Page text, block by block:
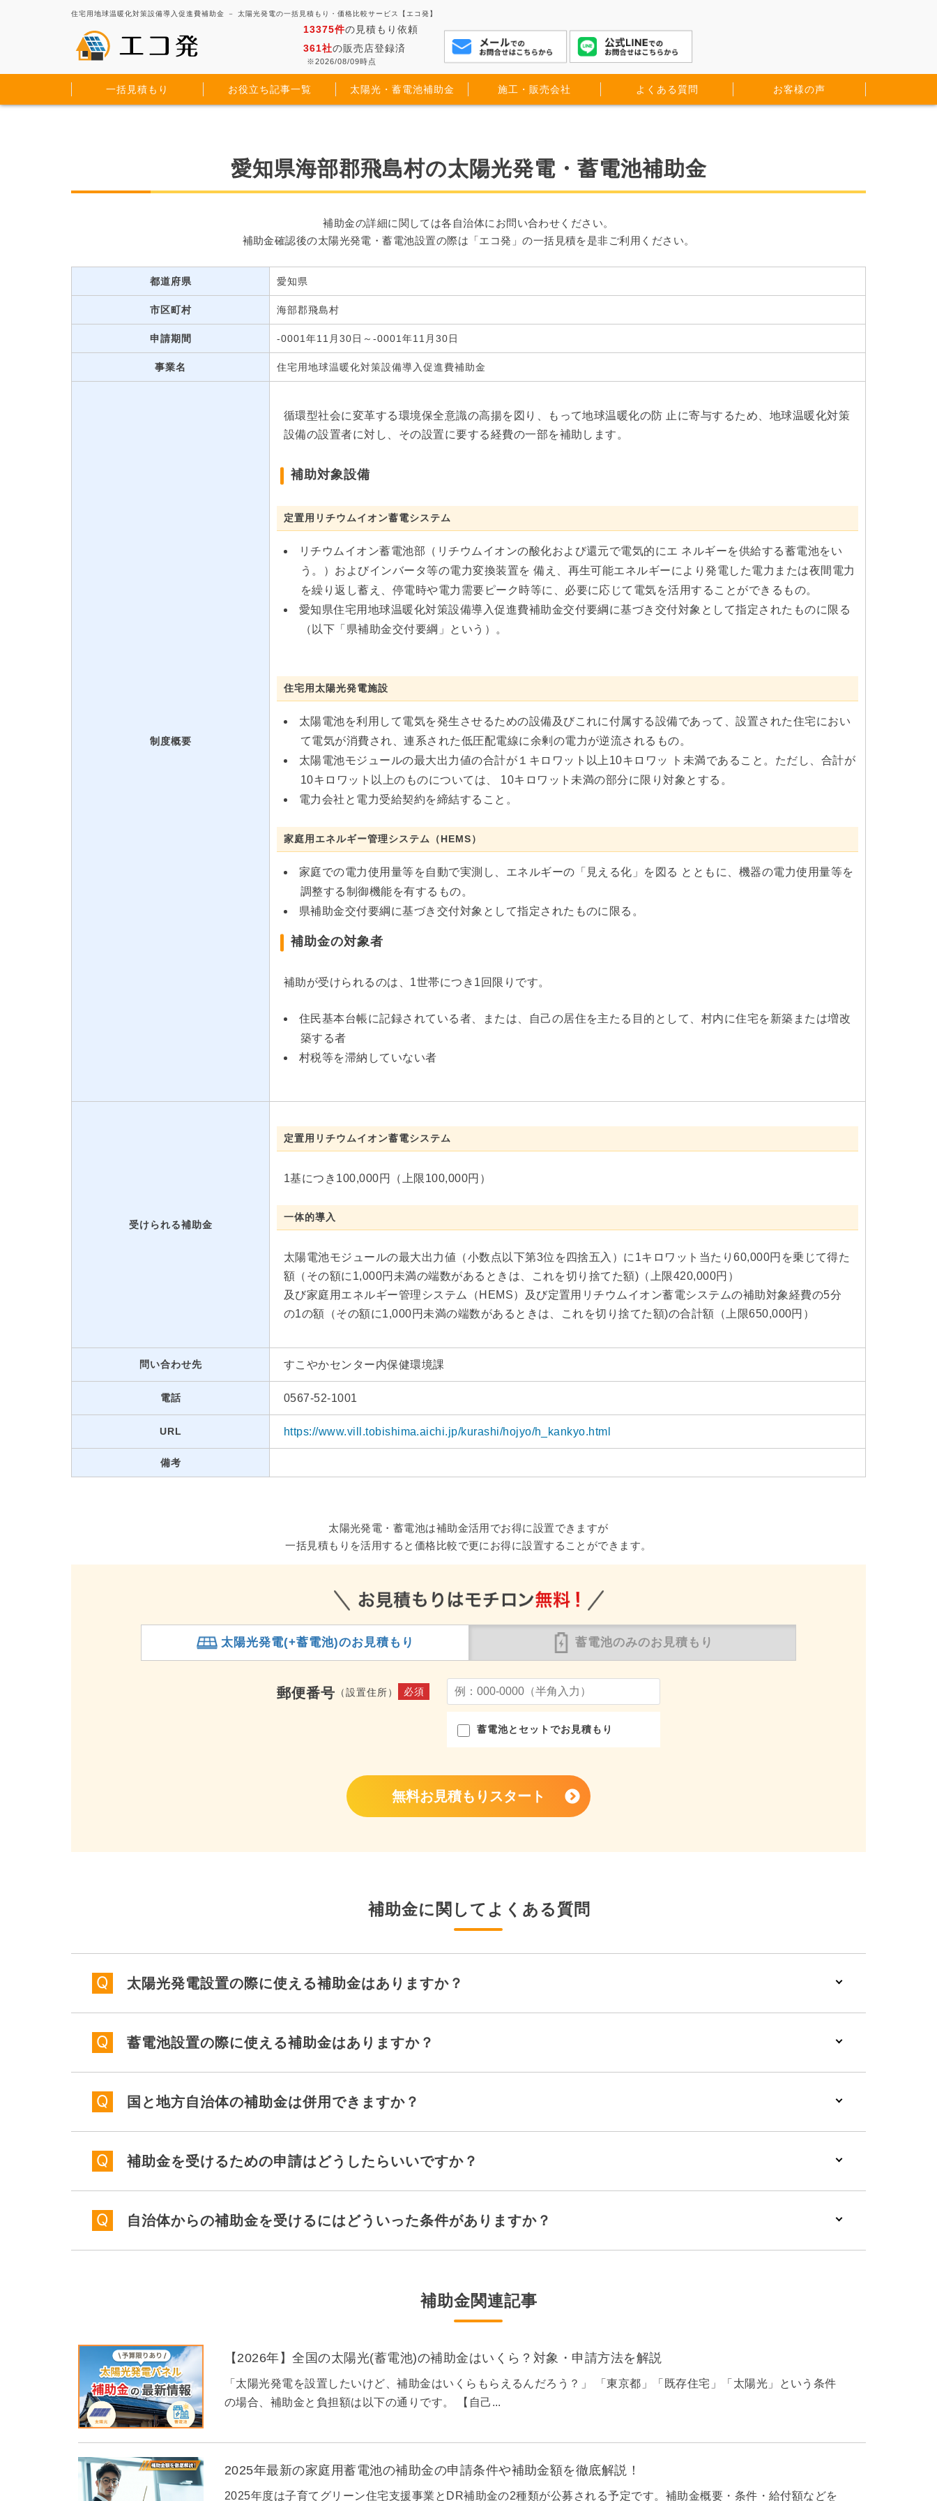
住宅用地球温暖化対策設備導入促進費補助金 － 太陽光発電の一括見積もり・価格比較サービス【エコ発】
13375件の見積もり依頼
361社の販売店登録済
※2026/08/09時点
一括見積もり お役立ち記事一覧 太陽光・蓄電池補助金 施工・販売会社 よくある質問 お客様の声
愛知県海部郡飛島村の太陽光発電・蓄電池補助金
補助金の詳細に関しては各自治体にお問い合わせください。
補助金確認後の太陽光発電・蓄電池設置の際は「エコ発」の一括見積を是非ご利用ください。
都道府県 愛知県
市区町村 海部郡飛島村
申請期間 -0001年11月30日～-0001年11月30日
事業名 住宅用地球温暖化対策設備導入促進費補助金
制度概要
循環型社会に変革する環境保全意識の高揚を図り、もって地球温暖化の防 止に寄与するため、地球温暖化対策
設備の設置者に対し、その設置に要する経費の一部を補助します。
補助対象設備
定置用リチウムイオン蓄電システム
リチウムイオン蓄電池部（リチウムイオンの酸化および還元で電気的にエ ネルギーを供給する蓄電池をい
う。）およびインバータ等の電力変換装置を 備え、再生可能エネルギーにより発電した電力または夜間電力
を繰り返し蓄え、停電時や電力需要ピーク時等に、必要に応じて電気を活用することができるもの。
愛知県住宅用地球温暖化対策設備導入促進費補助金交付要綱に基づき交付対象として指定されたものに限る
（以下「県補助金交付要綱」という）。
住宅用太陽光発電施設
太陽電池を利用して電気を発生させるための設備及びこれに付属する設備であって、設置された住宅におい
て電気が消費され、連系された低圧配電線に余剰の電力が逆流されるもの。
太陽電池モジュールの最大出力値の合計が１キロワット以上10キロワッ ト未満であること。ただし、合計が
10キロワット以上のものについては、 10キロワット未満の部分に限り対象とする。
電力会社と電力受給契約を締結すること。
家庭用エネルギー管理システム（HEMS）
家庭での電力使用量等を自動で実測し、エネルギーの「見える化」を図る とともに、機器の電力使用量等を
調整する制御機能を有するもの。
県補助金交付要綱に基づき交付対象として指定されたものに限る。
補助金の対象者
補助が受けられるのは、1世帯につき1回限りです。
住民基本台帳に記録されている者、または、自己の居住を主たる目的として、村内に住宅を新築または増改
築する者
村税等を滞納していない者
受けられる補助金
定置用リチウムイオン蓄電システム
1基につき100,000円（上限100,000円）
一体的導入
太陽電池モジュールの最大出力値（小数点以下第3位を四捨五入）に1キロワット当たり60,000円を乗じて得た
額（その額に1,000円未満の端数があるときは、これを切り捨てた額)（上限420,000円）
及び家庭用エネルギー管理システム（HEMS）及び定置用リチウムイオン蓄電システムの補助対象経費の5分
の1の額（その額に1,000円未満の端数があるときは、これを切り捨てた額)の合計額（上限650,000円）
問い合わせ先 すこやかセンター内保健環境課
電話 0567-52-1001
URL https://www.vill.tobishima.aichi.jp/kurashi/hojyo/h_kankyo.html
備考
太陽光発電・蓄電池は補助金活用でお得に設置できますが
一括見積もりを活用すると価格比較で更にお得に設置することができます。
太陽光発電(+蓄電池)のお見積もり 蓄電池のみのお見積もり
郵便番号 （設置住所） 必須
蓄電池とセットでお見積もり
無料お見積もりスタート
補助金に関してよくある質問
太陽光発電設置の際に使える補助金はありますか？
蓄電池設置の際に使える補助金はありますか？
国と地方自治体の補助金は併用できますか？
補助金を受けるための申請はどうしたらいいですか？
自治体からの補助金を受けるにはどういった条件がありますか？
補助金関連記事
【2026年】全国の太陽光(蓄電池)の補助金はいくら？対象・申請方法を解説
「太陽光発電を設置したいけど、補助金はいくらもらえるんだろう？」 「東京都」「既存住宅」「太陽光」という条件
の場合、補助金と負担額は以下の通りです。 【自己...
2025年最新の家庭用蓄電池の補助金の申請条件や補助金額を徹底解説！
2025年度は子育てグリーン住宅支援事業とDR補助金の2種類が公募される予定です。補助金概要・条件・給付額などを